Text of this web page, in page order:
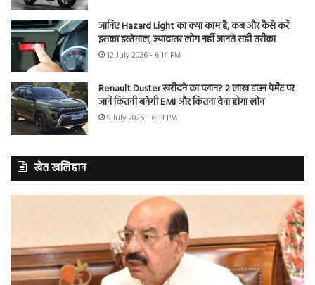
जानिए Hazard Light का क्या काम है, कब और कैसे करें
इसका इस्तेमाल, ज्यादातर लोग नहीं जानते सही तरीका
12 July 2026 - 6:14 PM
Renault Duster खरीदने का प्लान? 2 लाख डाउन पेमेंट पर
जानें कितनी बनेगी EMI और कितना देना होगा लोन
9 July 2026 - 6:33 PM
खेत खलिहान